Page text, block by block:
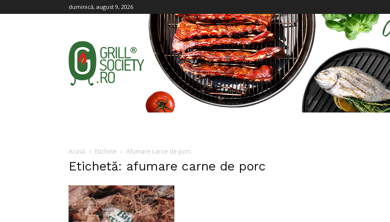
duminică, august 9, 2026
Grill
Society
Acasă Etichete Afumare carne de porc
Etichetă: afumare carne de porc